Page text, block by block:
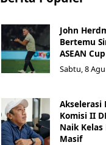
John
Bertemu
ASEAN
Sabtu, 8
Akselerasi
Komisi II
Naik
Masif